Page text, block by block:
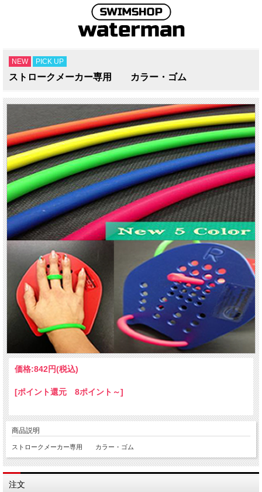
NEW PICK UP
ストロークメーカー専用 カラー・ゴム
価格:842円(税込)
[ポイント還元 8ポイント～]
商品説明
ストロークメーカー専用 カラー・ゴム
注文